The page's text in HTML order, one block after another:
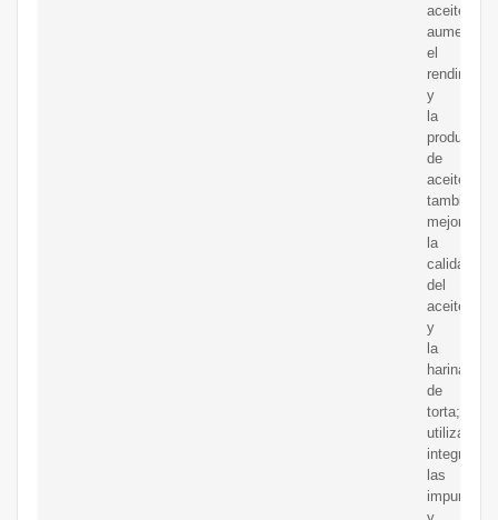
aceite,
aumentar
el
y
la
producción
de
aceite,
también
mejorar
la
calidad
del
aceite
y
la
harina
de
torta;
utilizar
las
impurezas